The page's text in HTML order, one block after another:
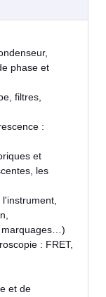
phase et
filtres,
:
et
les
marquages…)
: FRET,
et de